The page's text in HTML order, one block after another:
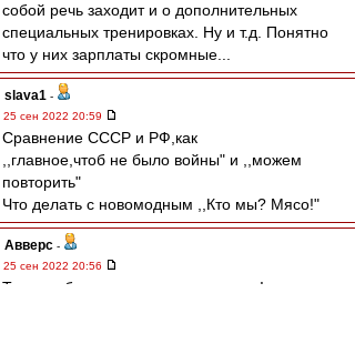
собой речь заходит и о дополнительных
специальных тренировках. Ну и т.д. Понятно
что у них зарплаты скромные...
slava1 -
25 сен 2022 20:59
Cравнение СССР и РФ,как
,,главное,чтоб не было войны" и ,,можем
повторить"
Что делать с новомодным ,,Кто мы? Мясо!"
Авверс -
25 сен 2022 20:56
Тучки небесные, вечные странники!